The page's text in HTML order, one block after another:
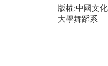
版權:中國文化
大學舞蹈系